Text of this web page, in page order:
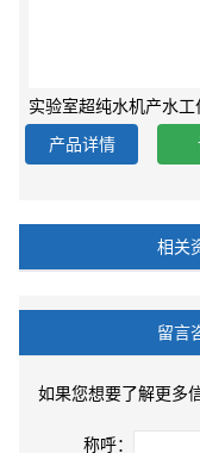
实验室超纯水机产水工
产品详情
相关
留言
如果您想要了解更多
称呼：